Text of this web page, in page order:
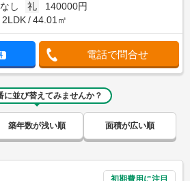
なし 礼
140000円
2LDK 44.01㎡
電話で問合せ
に並び替えてみませんか？
築年数が浅い順 面積が広い順
初期費用に注目